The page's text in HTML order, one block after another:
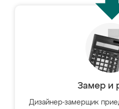
Замер и
Дизайнер-замерщик